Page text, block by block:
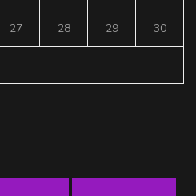
27 28 29 30